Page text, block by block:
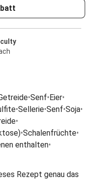
•Senf•Eier•
•Sellerie•Senf•Soja•
•
•Schalenfrüchte•
enthalten•
Rezept genau das